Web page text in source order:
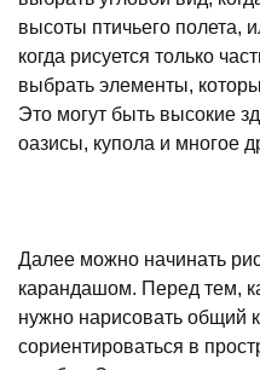
высоты птичьего полета,
когда рисуется только
выбрать элементы,
Это могут быть высокие
оазисы, купола и многое
Далее можно начинать
карандашом. Перед тем,
нужно нарисовать общий
сориентироваться в